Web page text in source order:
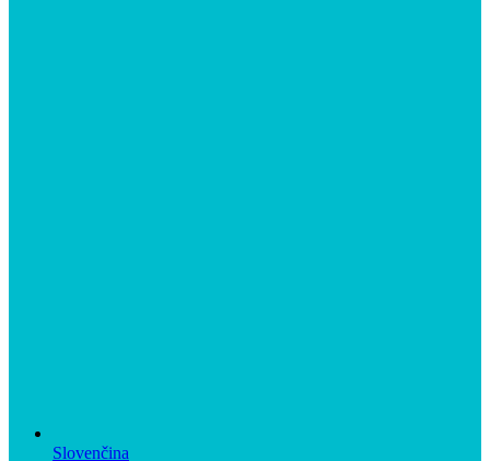
Slovenčina